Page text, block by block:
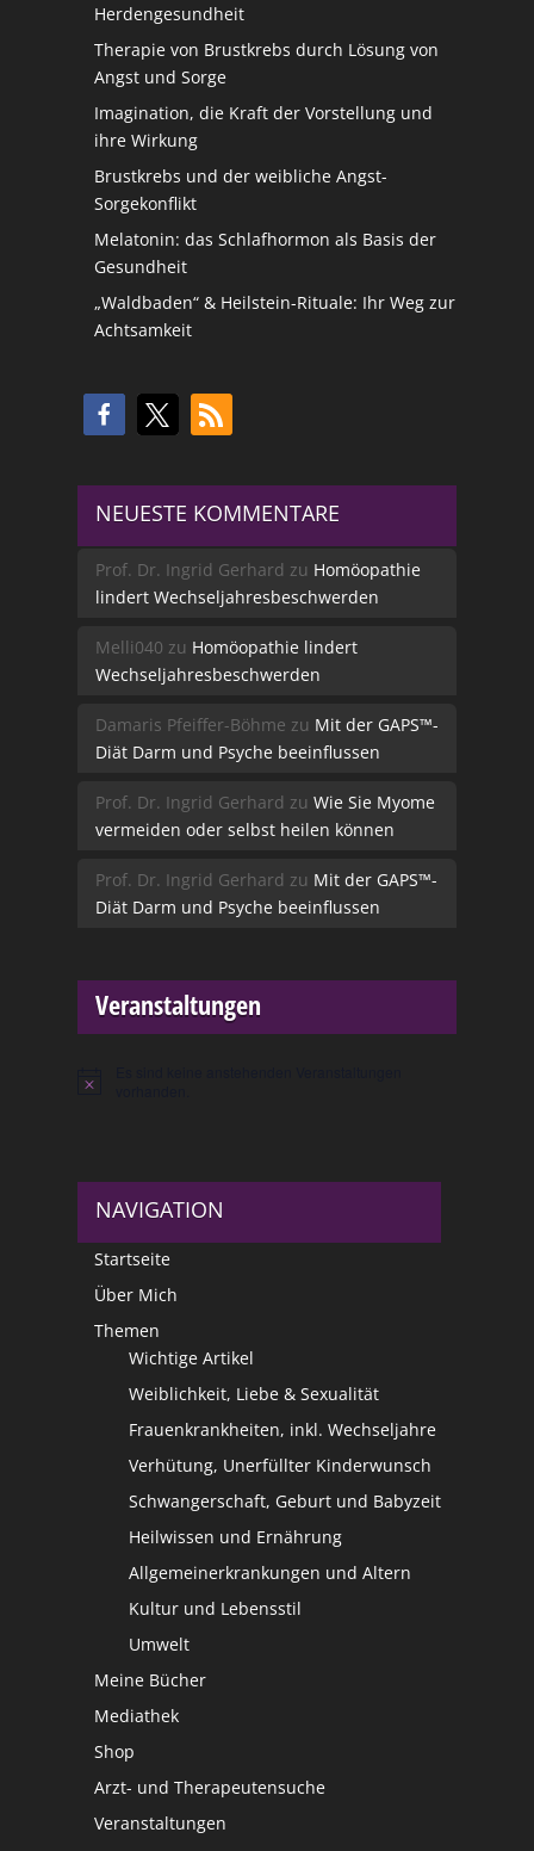
Herdengesundheit
Therapie von Brustkrebs durch Lösung von
Angst und Sorge
Imagination, die Kraft der Vorstellung und
ihre Wirkung
Brustkrebs und der weibliche Angst-
Sorgekonflikt
Melatonin: das Schlafhormon als Basis der
Gesundheit
„Waldbaden“ & Heilstein-Rituale: Ihr Weg zur
Achtsamkeit
NEUESTE KOMMENTARE
Prof. Dr. Ingrid Gerhard zu Homöopathie
lindert Wechseljahresbeschwerden
Melli040 zu Homöopathie lindert
Wechseljahresbeschwerden
Damaris Pfeiffer-Böhme zu Mit der GAPS™-
Diät Darm und Psyche beeinflussen
Prof. Dr. Ingrid Gerhard zu Wie Sie Myome
vermeiden oder selbst heilen können
Prof. Dr. Ingrid Gerhard zu Mit der GAPS™-
Diät Darm und Psyche beeinflussen
Veranstaltungen
Hinweis
NAVIGATION
Startseite
Über Mich
Themen
Wichtige Artikel
Weiblichkeit, Liebe & Sexualität
Frauenkrankheiten, inkl. Wechseljahre
Verhütung, Unerfüllter Kinderwunsch
Schwangerschaft, Geburt und Babyzeit
Heilwissen und Ernährung
Allgemeinerkrankungen und Altern
Kultur und Lebensstil
Umwelt
Meine Bücher
Mediathek
Shop
Arzt- und Therapeutensuche
Veranstaltungen